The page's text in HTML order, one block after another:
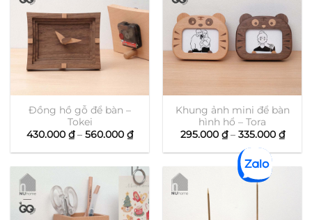
Đồng hồ gỗ để bàn –
Tokei
430.000 ₫ – 560.000 ₫Khoảng
giá:
từ
đến
560.000 ₫
Khung ảnh mini để bàn
hình hổ – Tora
295.000 ₫ – 335.000 ₫
giá:
từ